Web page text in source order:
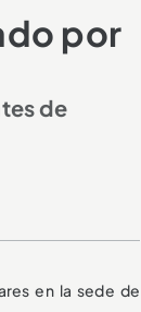
por
de
en la sede de